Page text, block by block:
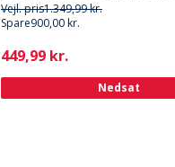
Vejl. pris1.349,99 kr.
Spare900,00 kr.
Current
449,99 kr.
Nedsat